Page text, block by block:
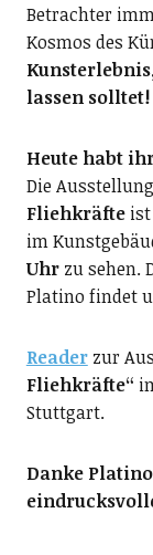
Betrachter
Kosmos des
lassen solltet!
Heute habt
Die Ausstellung
Fliehkräfteist
im
Uhrzu sehen.
Platino findet
Reader zur
Fliehkräfte“
Stuttgart.
Danke